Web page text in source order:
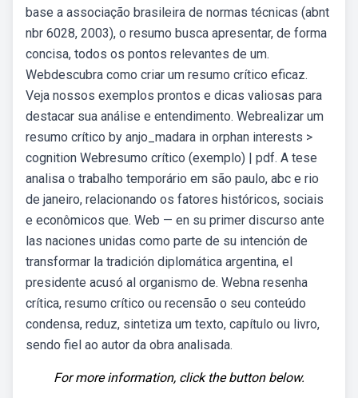
base a associação brasileira de normas técnicas (abnt
nbr 6028, 2003), o resumo busca apresentar, de forma
concisa, todos os pontos relevantes de um.
Webdescubra como criar um resumo crítico eficaz.
Veja nossos exemplos prontos e dicas valiosas para
destacar sua análise e entendimento. Webrealizar um
resumo crítico by anjo_madara in orphan interests >
cognition Webresumo crítico (exemplo) | pdf. A tese
analisa o trabalho temporário em são paulo, abc e rio
de janeiro, relacionando os fatores históricos, sociais
e econômicos que. Web — en su primer discurso ante
las naciones unidas como parte de su intención de
transformar la tradición diplomática argentina, el
presidente acusó al organismo de. Webna resenha
crítica, resumo crítico ou recensão o seu conteúdo
condensa, reduz, sintetiza um texto, capítulo ou livro,
sendo fiel ao autor da obra analisada.
For more information, click the button below.